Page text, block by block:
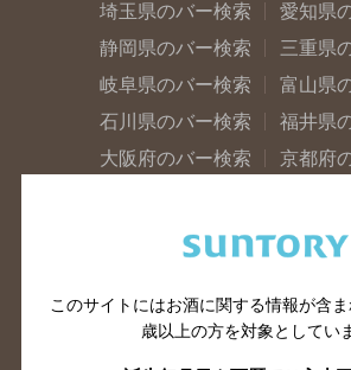
埼玉県のバー検索
愛知県
静岡県のバー検索
三重県
岐阜県のバー検索
富山県
石川県のバー検索
福井県
大阪府のバー検索
京都府
滋賀県のバー検索
和歌山県
山口県のバー検索
鳥取県
島根県のバー検索
徳島県
このサイトにはお酒に関する情報が含ま
歳以上の方を対象としてい